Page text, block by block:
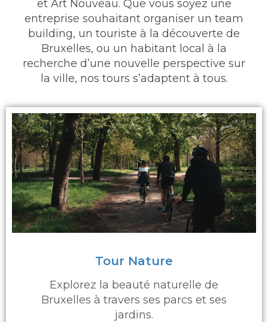
et Art Nouveau. Que vous soyez une
entreprise souhaitant organiser un team
building, un touriste à la découverte de
Bruxelles, ou un habitant local à la
recherche d’une nouvelle perspective sur
la ville, nos tours s’adaptent à tous.
Tour Nature
Explorez la beauté naturelle de
Bruxelles à travers ses parcs et ses
jardins.